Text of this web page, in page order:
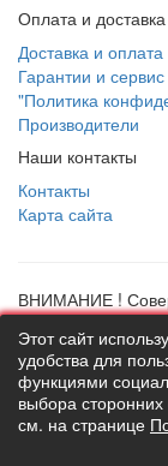
Оплата и доставка
Доставка и оплата
Гарантии и сервис
"Политика
Производители
Наши контакты
Контакты
Карта сайта
ВНИМАНИЕ !
покинуть данный
данном сайте в
публичной
Этот сайт
удобства для
функциями
выбора
см. на странице